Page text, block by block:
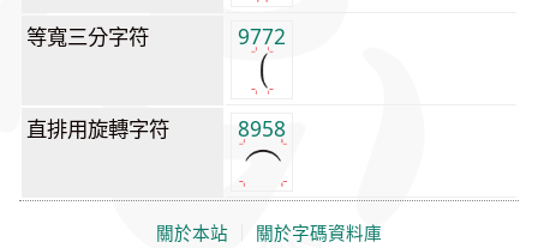
等寬三分字符 9772
直排用旋轉字符 8958
關於本站 關於字碼資料庫